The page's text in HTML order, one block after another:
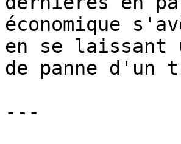
économique
en se laissant
de panne d'un
---